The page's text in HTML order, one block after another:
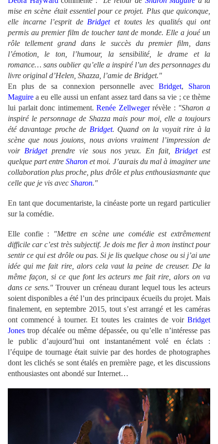
mise en scène était essentiel pour ce projet. Plus que quiconque,
elle incarne l’esprit de Bridgetet toutes les qualités qui ont
permis au premier film de toucher tant de monde. Elle a joué un
rôle tellement grand dans le succès du premier film, dans
l’émotion, le ton, l’humour, la sensibilité, le drame et la
romance… sans oublier qu’elle a inspiré l’un des personnages du
livre original d’Helen, Shazza, l’amie de Bridget."
En plus de sa connexion personnelle avec Bridget, Sharon
Maguire a eu elle aussi un enfant assez tard dans sa vie ; ce thème
lui parlait donc intimement.Renée Zellwegerrévèle : "Sharon a
inspiré le personnage de Shazza mais pour moi, elle a toujours
été davantage proche de Bridget. Quand on la voyait rire à la
scène que nous jouions, nous avions vraiment l’impression de
voir Bridgetprendre vie sous nos yeux. En fait, Bridgetest
quelque part entreSharon et moi. J’aurais du mal à imaginer une
collaboration plus proche, plus drôle et plus enthousiasmante que
celle que je vis avec Sharon."
En tant que documentariste, la cinéaste porte un regard particulier
sur la comédie.
Elle confie :
"Mettre en scène une comédie est extrêmement
difficile car c’est très subjectif. Je dois me fier à mon instinct pour
sentir ce qui est drôle ou pas. Si je lis quelque chose ou si j’ai une
idée qui me fait rire, alors cela vaut la peine de creuser. De la
même façon, si ce que font les acteurs me fait rire, alors on va
dans ce sens."Trouver un créneau durant lequel tous les acteurs
soient disponibles a été l’un des principaux écueils du projet. Mais
finalement, en septembre 2015, tout s’est arrangé et les caméras
ont commencé à tourner. Et toutes les craintes de voir Bridget
Jonestrop décalée ou même dépassée, ou qu’elle n’intéresse pas
le public d’aujourd’hui ont instantanément volé en éclats :
l’équipe de tournage était suivie par des hordes de photographes
dont les clichés se sont étalés en première page, et les discussions
enthousiastes ont abondé sur Internet…